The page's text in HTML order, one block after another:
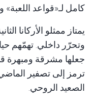
كامل لـ«قواعد اللعبة»
يمتاز ممثلو الأركانا
وتحرّر داخلي. تهمّهم
جعلها مشرقة ومبهرة
ترمز إلى تصفير
الصعيد الروحي.